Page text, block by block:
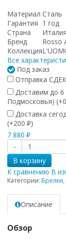
Материал Сталь
Гарантия 1 год
Страна
Италия
Бренд
Rosso
Коллекция
Все
Под заказ
Отправка
Доставим до
Подмосковья) (+0
Доставка
(+200 ₽)
7 880 ₽
-
В корзину
К сравнению В
Категории:
Описание
Обзор